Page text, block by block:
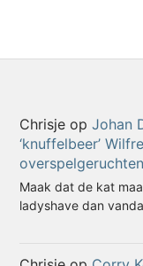
Chrisje opJohan
‘knuffelbeer’
overspelgeruchten
Maak dat de kat
ladyshave dan